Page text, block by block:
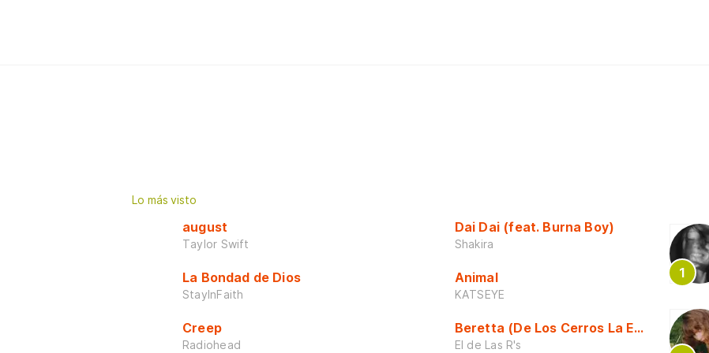
Lo más visto
august
Taylor Swift
La Bondad de Dios
StayInFaith
Creep
Radiohead
Dai Dai (feat. Burna Boy)
Shakira
Animal
KATSEYE
Beretta (De Los Cerros La Escuela)
El de Las R's